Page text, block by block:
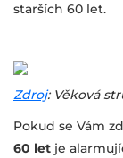
starších 60 let.
Zdroj: Věková
Pokud se Vám
60 let je